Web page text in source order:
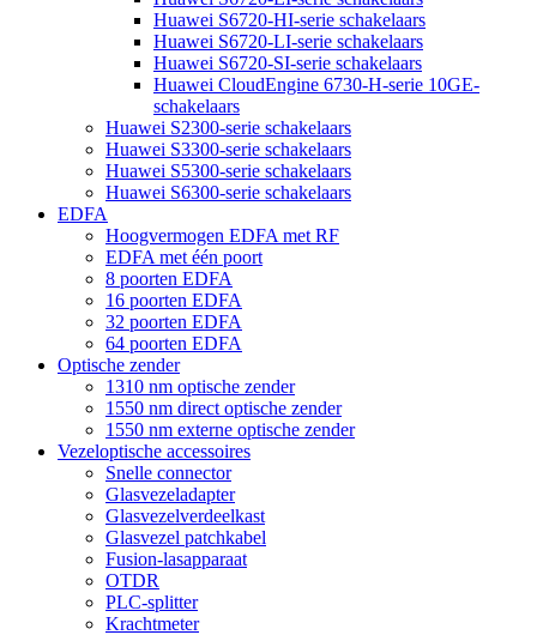
Huawei S6720-HI-serie schakelaars
Huawei S6720-LI-serie schakelaars
Huawei S6720-SI-serie schakelaars
Huawei CloudEngine 6730-H-serie 10GE-
schakelaars
Huawei S2300-serie schakelaars
Huawei S3300-serie schakelaars
Huawei S5300-serie schakelaars
Huawei S6300-serie schakelaars
EDFA
Hoogvermogen EDFA met RF
EDFA met één poort
8 poorten EDFA
16 poorten EDFA
32 poorten EDFA
64 poorten EDFA
Optische zender
1310 nm optische zender
1550 nm direct optische zender
1550 nm externe optische zender
Vezeloptische accessoires
Snelle connector
Glasvezeladapter
Glasvezelverdeelkast
Glasvezel patchkabel
Fusion-lasapparaat
OTDR
PLC-splitter
Krachtmeter